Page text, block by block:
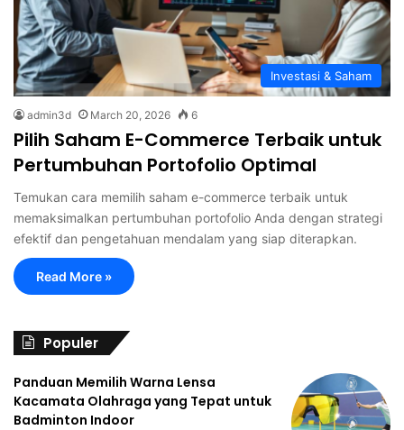
Investasi & Saham
admin3d March 20, 2026 6
Pilih Saham E-Commerce Terbaik untuk
Pertumbuhan Portofolio Optimal
Temukan cara memilih saham e-commerce terbaik untuk
memaksimalkan pertumbuhan portofolio Anda dengan strategi
efektif dan pengetahuan mendalam yang siap diterapkan.
Read More »
Populer
Panduan Memilih Warna Lensa
Kacamata Olahraga yang Tepat untuk
Badminton Indoor